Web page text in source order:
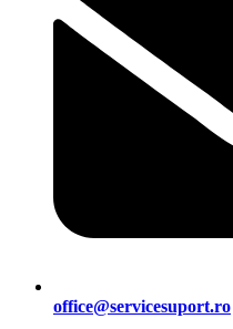
office@servicesuport.ro